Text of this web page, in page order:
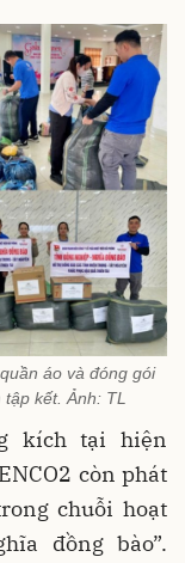
áo và đóng gói
kết. Ảnh: TL
kích tại hiện
còn phát
chuỗi hoạt
đồng bào”.